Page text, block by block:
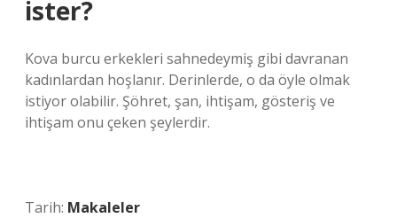
ister?
Kova burcu erkekleri sahnedeymiş gibi davranan
kadınlardan hoşlanır. Derinlerde, o da öyle olmak
istiyor olabilir. Şöhret, şan, ihtişam, gösteriş ve
ihtişam onu ​​çeken şeylerdir.
Tarih: Makaleler